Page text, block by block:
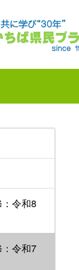
令和8
令和7